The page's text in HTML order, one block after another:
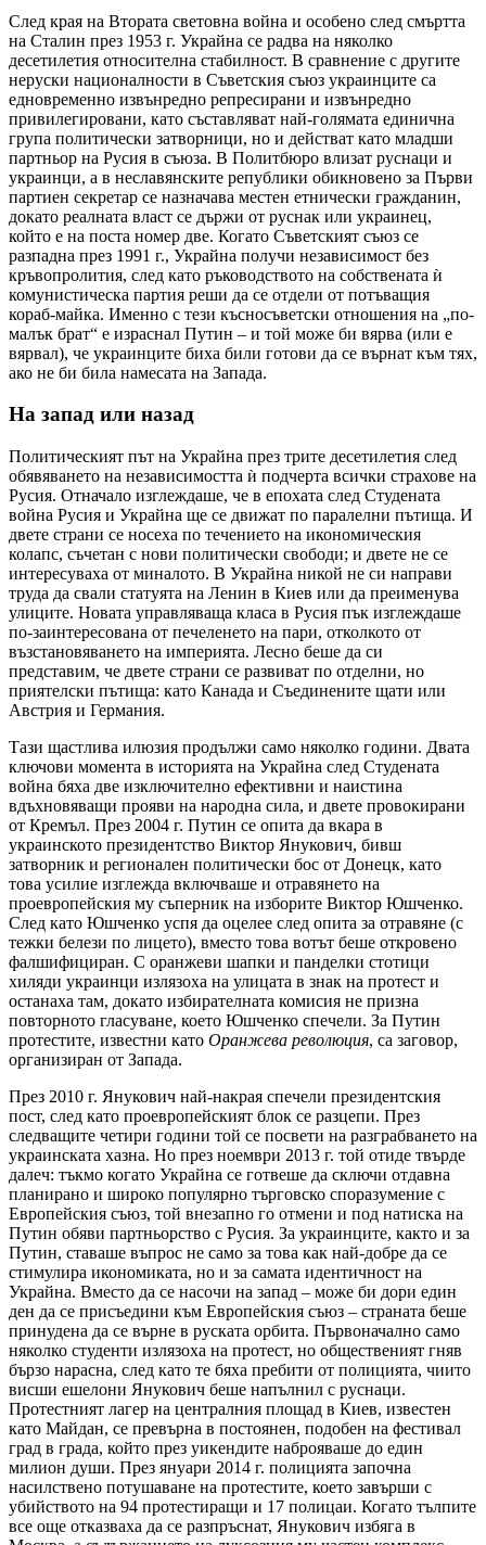
След края на Втората световна война и особено след смъртта
на Сталин през 1953 г. Украйна се радва на няколко
десетилетия относителна стабилност. В сравнение с другите
неруски националности в Съветския съюз украинците са
едновременно извънредно репресирани и извънредно
привилегировани, като съставляват най-голямата единична
група политически затворници, но и действат като младши
партньор на Русия в съюза. В Политбюро влизат руснаци и
украинци, а в неславянските републики обикновено за Първи
партиен секретар се назначава местен етнически гражданин,
докато реалната власт се държи от руснак или украинец,
който е на поста номер две. Когато Съветският съюз се
разпадна през 1991 г., Украйна получи независимост без
кръвопролития, след като ръководството на собствената ѝ
комунистическа партия реши да се отдели от потъващия
кораб-майка. Именно с тези късносъветски отношения на „по-
малък брат“ е израснал Путин – и той може би вярва (или е
вярвал), че украинците биха били готови да се върнат към тях,
ако не би била намесата на Запада.
На запад или назад
Политическият път на Украйна през трите десетилетия след
обявяването на независимостта ѝ подчерта всички страхове на
Русия. Отначало изглеждаше, че в епохата след Студената
война Русия и Украйна ще се движат по паралелни пътища. И
двете страни се носеха по течението на икономическия
колапс, съчетан с нови политически свободи; и двете не се
интересуваха от миналото. В Украйна никой не си направи
труда да свали статуята на Ленин в Киев или да преименува
улиците. Новата управляваща класа в Русия пък изглеждаше
по-заинтересована от печеленето на пари, отколкото от
възстановяването на империята. Лесно беше да си
представим, че двете страни се развиват по отделни, но
приятелски пътища: като Канада и Съединените щати или
Австрия и Германия.
Тази щастлива илюзия продължи само няколко години. Двата
ключови момента в историята на Украйна след Студената
война бяха две изключително ефективни и наистина
вдъхновяващи прояви на народна сила, и двете провокирани
от Кремъл. През 2004 г. Путин се опита да вкара в
украинското президентство Виктор Янукович, бивш
затворник и регионален политически бос от Донецк, като
това усилие изглежда включваше и отравянето на
проевропейския му съперник на изборите Виктор Юшченко.
След като Юшченко успя да оцелее след опита за отравяне (с
тежки белези по лицето), вместо това вотът беше откровено
фалшифициран. С оранжеви шапки и панделки стотици
хиляди украинци излязоха на улицата в знак на протест и
останаха там, докато избирателната комисия не призна
повторното гласуване, което Юшченко спечели. За Путин
протестите, известни като Оранжева революция, са заговор,
организиран от Запада.
През 2010 г. Янукович най-накрая спечели президентския
пост, след като проевропейският блок се разцепи. През
следващите четири години той се посвети на разграбването на
украинската хазна. Но през ноември 2013 г. той отиде твърде
далеч: тъкмо когато Украйна се готвеше да сключи отдавна
планирано и широко популярно търговско споразумение с
Европейския съюз, той внезапно го отмени и под натиска на
Путин обяви партньорство с Русия. За украинците, както и за
Путин, ставаше въпрос не само за това как най-добре да се
стимулира икономиката, но и за самата идентичност на
Украйна. Вместо да се насочи на запад – може би дори един
ден да се присъедини към Европейския съюз – страната беше
принудена да се върне в руската орбита. Първоначално само
няколко студенти излязоха на протест, но общественият гняв
бързо нарасна, след като те бяха пребити от полицията, чиито
висши ешелони Янукович беше напълнил с руснаци.
Протестният лагер на централния площад в Киев, известен
като Майдан, се превърна в постоянен, подобен на фестивал
град в града, който през уикендите наброяваше до един
милион души. През януари 2014 г. полицията започна
насилствено потушаване на протестите, което завърши с
убийството на 94 протестиращи и 17 полицаи. Когато тълпите
все още отказваха да се разпръснат, Янукович избяга в